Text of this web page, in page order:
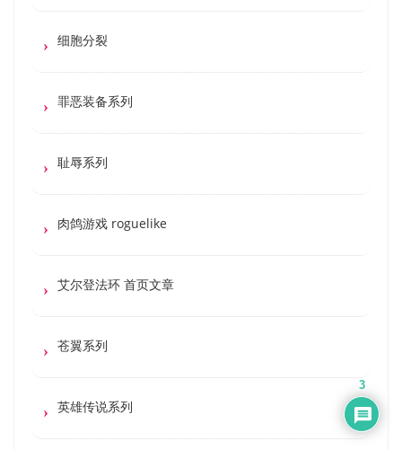
细胞分裂
罪恶装备系列
耻辱系列
肉鸽游戏 roguelike
艾尔登法环 首页文章
苍翼系列
英雄传说系列
3